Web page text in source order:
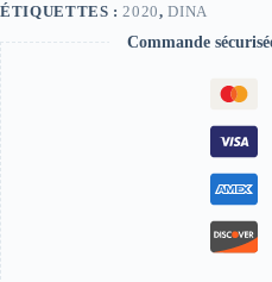
ÉTIQUETTES : 2020,DINA
Commande